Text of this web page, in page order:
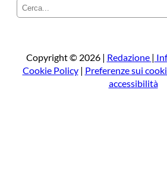
e
a
Copyright © 2026 | Redazione |
Cookie Policy| Preferenze sui
accessibilità